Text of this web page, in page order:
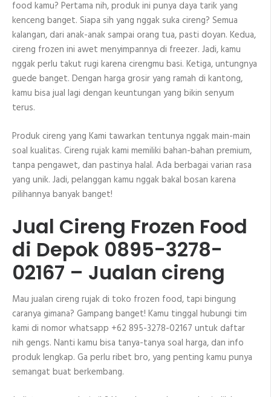
food kamu? Pertama nih, produk ini punya daya tarik yang
kenceng banget. Siapa sih yang nggak suka cireng? Semua
kalangan, dari anak-anak sampai orang tua, pasti doyan. Kedua,
cireng frozen ini awet menyimpannya di freezer. Jadi, kamu
nggak perlu takut rugi karena cirengmu basi. Ketiga, untungnya
guede banget. Dengan harga grosir yang ramah di kantong,
kamu bisa jual lagi dengan keuntungan yang bikin senyum
terus.
Produk cireng yang Kami tawarkan tentunya nggak main-main
soal kualitas. Cireng rujak kami memiliki bahan-bahan premium,
tanpa pengawet, dan pastinya halal. Ada berbagai varian rasa
yang unik. Jadi, pelanggan kamu nggak bakal bosan karena
pilihannya banyak banget!
Jual Cireng Frozen Food
di Depok 0895-3278-
02167 – Jualan cireng
Mau jualan cireng rujak di toko frozen food, tapi bingung
caranya gimana? Gampang banget! Kamu tinggal hubungi tim
kami di nomor whatsapp +62 895-3278-02167 untuk daftar
nih gengs. Nanti kamu bisa tanya-tanya soal harga, dan info
produk lengkap. Ga perlu ribet bro, yang penting kamu punya
semangat buat berkembang.